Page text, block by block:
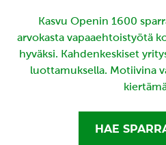
Kasvu Openin 1600
arvokasta vapaaehtoistyötä
hyväksi. Kahdenkeskiset
luottamuksella. Motiivina
HAE